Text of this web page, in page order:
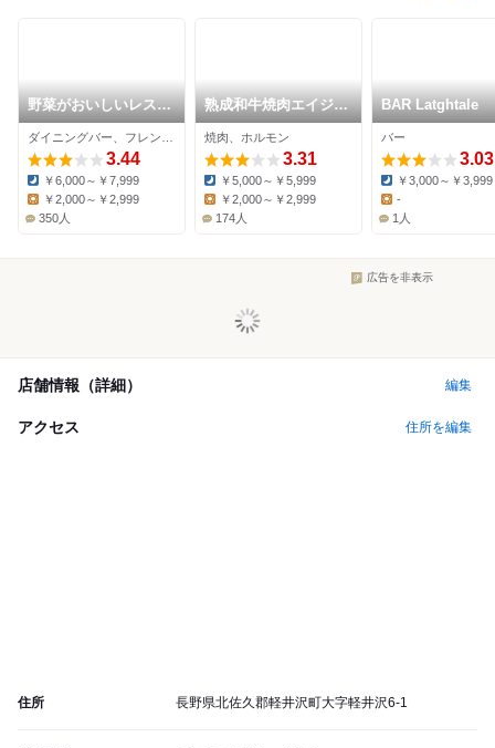
野菜がおいしいレスト
ラン LONGING
HOUSE 軽井沢
3.44
Dinner:
￥6,000～￥7,999
￥2,000～￥2,999
350人
熟成和牛焼肉エイジン
グ・ビーフ 軽井沢
焼肉、ホルモン
3.31
Dinner:
￥5,000～￥5,999
￥2,000～￥2,999
174人
BAR Latghtale
バー
3.03
Dinner:
￥3,000～￥3,999
Lunch:
-
1人
広告を非表示
店舗情報（詳細） 編集
アクセス 住所を編集
住所 長野県北佐久郡軽井沢町大字軽井沢6-1